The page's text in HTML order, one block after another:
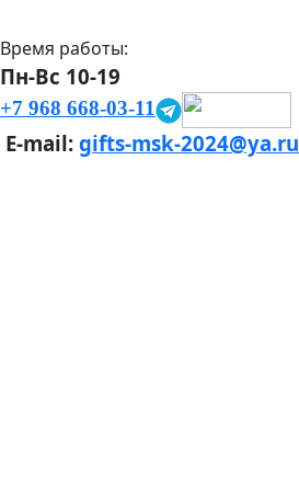
Время работы:
Пн-Вс 10-19
+7 968 668-03-11
E-mail: gifts-msk-2024@ya.ru